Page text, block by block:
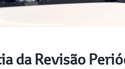
da Revisão